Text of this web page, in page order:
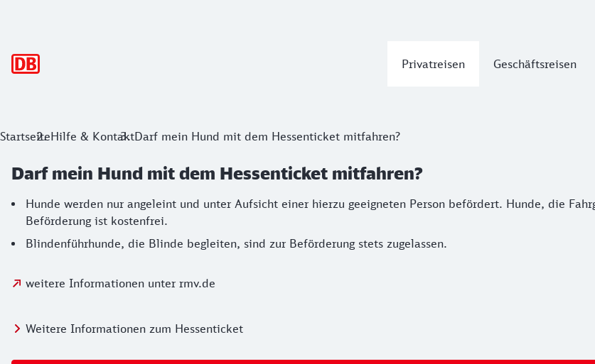
Privatreisen Geschäftsreisen
StartseiteHilfe & KontaktDarf mein Hund mit dem Hessenticket mitfahren?
Darf mein Hund mit dem Hessenticket mitfahren?
Hunde werden nur angeleint und unter Aufsicht einer hierzu geeigneten Person befördert. Hunde, die
Beförderung ist kostenfrei.
Blindenführhunde, die Blinde begleiten, sind zur Beförderung stets zugelassen.
weitere Informationen unter rmv.de
Weitere Informationen zum Hessenticket